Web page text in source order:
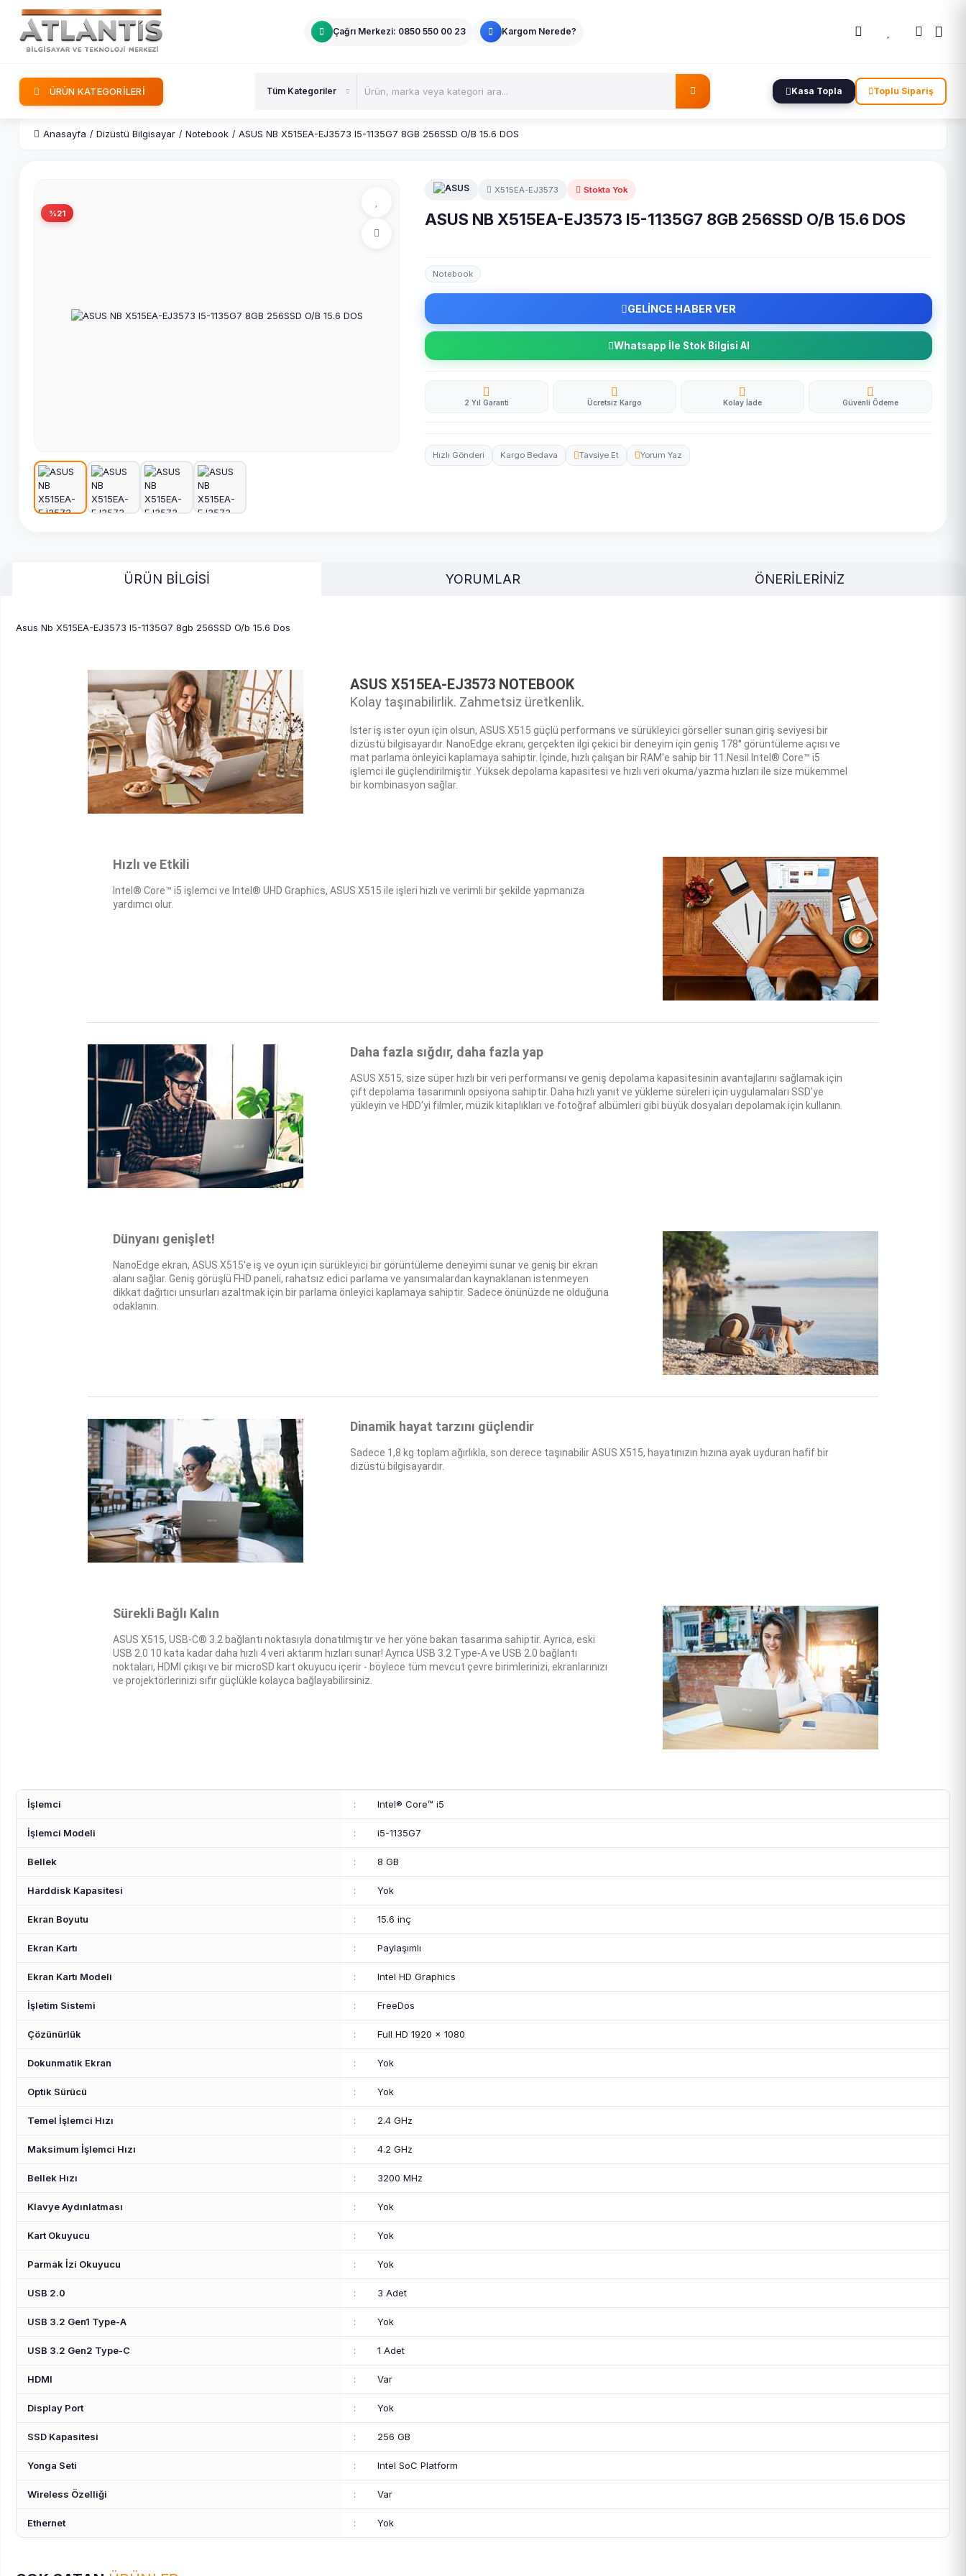
Çağrı Merkezi: 0850 550 00 23 Kargom Nerede?
ÜRÜN KATEGORİLERİ Kasa Topla Toplu Sipariş
Anasayfa Dizüstü Bilgisayar Notebook ASUS NB X515EA-EJ3573 I5-1135G7 8GB 256SSD O/B 15.6 DOS
%21
X515EA-EJ3573 Stokta Yok
ASUS NB X515EA-EJ3573 I5-1135G7 8GB 256SSD O/B 15.6 DOS
Notebook
GELİNCE HABER VER
Whatsapp İle Stok Bilgisi Al
2 Yıl Garanti Ücretsiz Kargo Kolay İade Güvenli Ödeme
Hızlı Gönderi Kargo Bedava Tavsiye Et Yorum Yaz
ÜRÜN BİLGİSİ
Asus Nb X515EA-EJ3573 I5-1135G7 8gb 256SSD O/b 15.6 Dos
ASUS X515EA-EJ3573 NOTEBOOK
Kolay taşınabilirlik. Zahmetsiz üretkenlik.
İster iş ister oyun için olsun, ASUS X515 güçlü performans ve sürükleyici görseller sunan giriş seviyesi bir
dizüstü bilgisayardır. NanoEdge ekranı, gerçekten ilgi çekici bir deneyim için geniş 178° görüntüleme açısı ve
mat parlama önleyici kaplamaya sahiptir. İçinde, hızlı çalışan bir RAM'e sahip bir 11.Nesil Intel® Core™ i5
işlemci ile güçlendirilmiştir .Yüksek depolama kapasitesi ve hızlı veri okuma/yazma hızları ile size mükemmel
bir kombinasyon sağlar.
Hızlı ve Etkili
Intel® Core™ i5 işlemci ve Intel® UHD Graphics, ASUS X515 ile işleri hızlı ve verimli bir şekilde yapmanıza
yardımcı olur.
Daha fazla sığdır, daha fazla yap
ASUS X515, size süper hızlı bir veri performansı ve geniş depolama kapasitesinin avantajlarını sağlamak için
çift depolama tasarımınlı opsiyona sahiptir. Daha hızlı yanıt ve yükleme süreleri için uygulamaları SSD'ye
yükleyin ve HDD'yi filmler, müzik kitaplıkları ve fotoğraf albümleri gibi büyük dosyaları depolamak için kullanın.
Dünyanı genişlet!
NanoEdge ekran, ASUS X515'e iş ve oyun için sürükleyici bir görüntüleme deneyimi sunar ve geniş bir ekran
alanı sağlar. Geniş görüşlü FHD paneli, rahatsız edici parlama ve yansımalardan kaynaklanan istenmeyen
dikkat dağıtıcı unsurları azaltmak için bir parlama önleyici kaplamaya sahiptir. Sadece önünüzde ne olduğuna
odaklanın.
Dinamik hayat tarzını güçlendir
Sadece 1,8 kg toplam ağırlıkla, son derece taşınabilir ASUS X515, hayatınızın hızına ayak uyduran hafif bir
dizüstü bilgisayardır.
Sürekli Bağlı Kalın
ASUS X515, USB-C® 3.2 bağlantı noktasıyla donatılmıştır ve her yöne bakan tasarıma sahiptir. Ayrıca, eski
USB 2.0 10 kata kadar daha hızlı 4 veri aktarım hızları sunar! Ayrıca USB 3.2 Type-A ve USB 2.0 bağlantı
noktaları, HDMI çıkışı ve bir microSD kart okuyucu içerir - böylece tüm mevcut çevre birimlerinizi, ekranlarınızı
ve projektörlerinizi sıfır güçlükle kolayca bağlayabilirsiniz.
İşlemci : Intel® Core™ i5
İşlemci Modeli : i5-1135G7
Bellek : 8 GB
Harddisk Kapasitesi : Yok
Ekran Boyutu : 15.6 inç
Ekran Kartı : Paylaşımlı
Ekran Kartı Modeli : Intel HD Graphics
İşletim Sistemi : FreeDos
Çözünürlük : Full HD 1920 x 1080
Dokunmatik Ekran : Yok
Optik Sürücü : Yok
Temel İşlemci Hızı : 2.4 GHz
Maksimum İşlemci Hızı : 4.2 GHz
Bellek Hızı : 3200 MHz
Klavye Aydınlatması : Yok
Kart Okuyucu : Yok
Parmak İzi Okuyucu : Yok
USB 2.0 : 3 Adet
USB 3.2 Gen1 Type-A : Yok
USB 3.2 Gen2 Type-C : 1 Adet
HDMI : Var
Display Port : Yok
SSD Kapasitesi : 256 GB
Yonga Seti : Intel SoC Platform
Wireless Özelliği : Var
Ethernet : Yok
YORUMLAR ÖNERİLERİNİZ